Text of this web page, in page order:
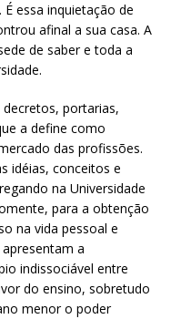
essa inquietação de
afinal a sua casa. A
de saber e toda a
portarias,
a define como
das profissões.
idéias, conceitos e
na Universidade
para a obtenção
na vida pessoal e
a
indissociável entre
do ensino, sobretudo
menor o poder